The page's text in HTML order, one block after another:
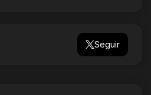
Seguir